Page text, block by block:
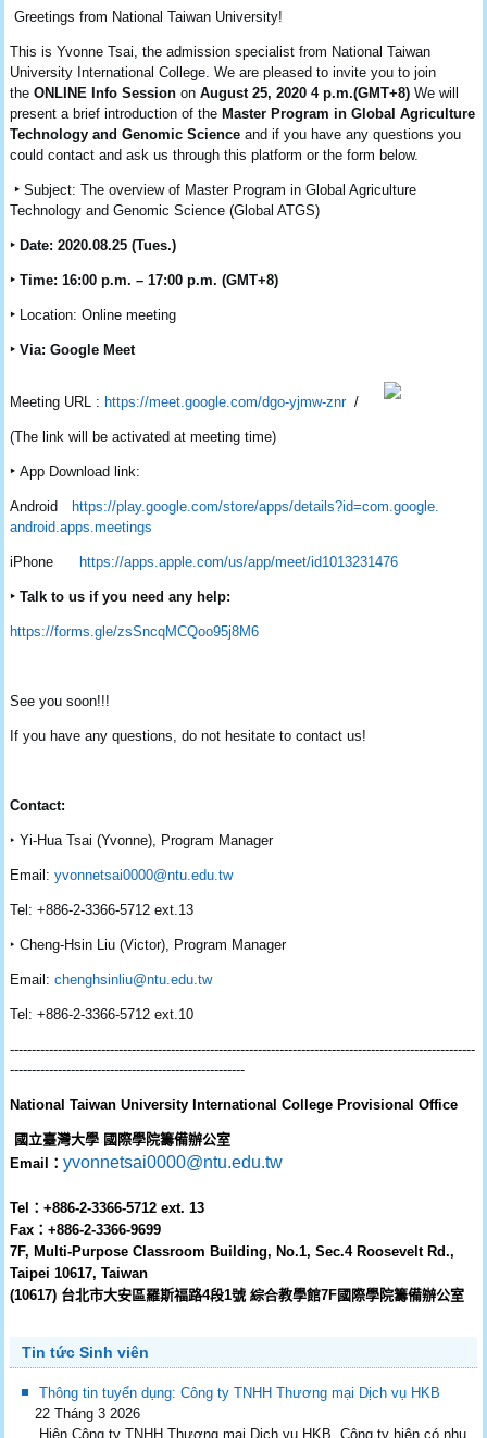
Greetings from National Taiwan University!
This is Yvonne Tsai, the admission specialist from National Taiwan
University International College. We are pleased to invite you to join
theONLINE Info Session onAugust 25, 2020 4 p.m.(GMT+8) We will
present a brief introduction of the Master Program in Global Agriculture
Technology and Genomic Science and if you have any questions you
could contact and ask us through this platform or the form below.
‣ Subject: The overview of Master Program in Global Agriculture
Technology and Genomic Science (Global ATGS)
‣ Date: 2020.08.25 (Tues.)
‣ Time: 16:00 p.m. – 17:00 p.m. (GMT+8)
‣ Location: Online meeting
‣Via: Google Meet
Meeting URL : https://meet.google.com/dgo-yjmw-znr/
(The link will be activated at meeting time)
‣App Download link:
Android https://play.google.com/store/apps/details?id=com.google.
android.apps.meetings
iPhone https://apps.apple.com/us/app/meet/id1013231476
‣ Talk to us if you need any help:
https://forms.gle/zsSncqMCQoo95j8M6
See you soon!!!
If you have any questions, do not hesitate to contact us!
Contact:
‣ Yi-Hua Tsai (Yvonne), Program Manager
Email:yvonnetsai0000@ntu.edu.tw
Tel: +886-2-3366-5712 ext.13
‣ Cheng-Hsin Liu (Victor), Program Manager
Email:chenghsinliu@ntu.edu.tw
Tel: +886-2-3366-5712 ext.10
-----------------------------------------------------------------------------------------------------------
------------------------------------------------------
National Taiwan University International College Provisional Office
國立臺灣大學 國際學院籌備辦公室
Email
：yvonnetsai0000@ntu.edu.tw
Tel ：+886-2-3366-5712 ext. 13
Fax ：+886-2-3366-9699
7F, Multi-Purpose Classroom Building, No.1, Sec.4 Roosevelt Rd.,
Taipei 10617, Taiwan
(10617) 台北市大安區羅斯福路4段1號 綜合教學館7F國際學院籌備辦公室
Tin tức Sinh viên
Thông tin tuyển dụng: Công ty TNHH Thương mại Dịch vụ HKB
22 Tháng 3 2026
Hiện Công ty TNHH Thương mại Dịch vụ HKB. Công ty hiện có nhu